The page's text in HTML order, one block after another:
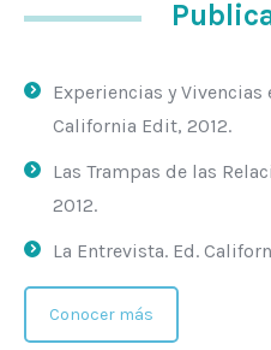
Experiencias y
California Edit, 2012.
Las Trampas de las
2012.
La Entrevista. Ed.
Conocer más